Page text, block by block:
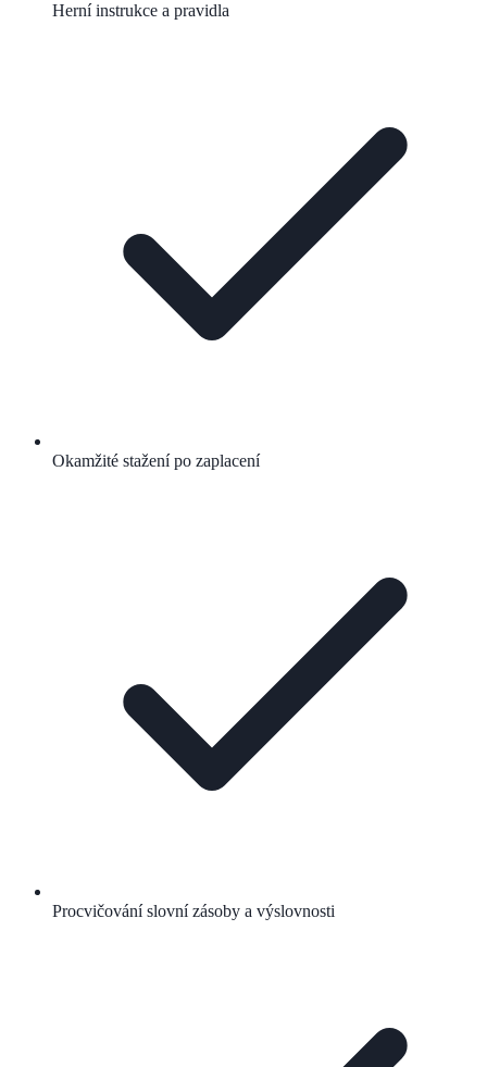
Herní instrukce a pravidla
Okamžité stažení po zaplacení
Procvičování slovní zásoby a výslovnosti